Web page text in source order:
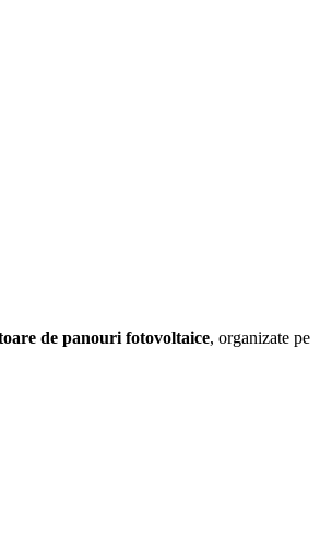
de panouri fotovoltaice, organizate pe